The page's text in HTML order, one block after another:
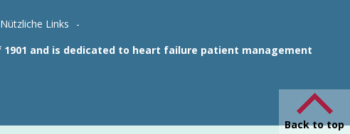
Nützliche Links
1901 and is dedicated to heart failure patient management
Back to top